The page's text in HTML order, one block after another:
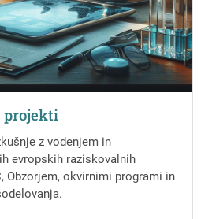
projekti
z vodenjem in
evropskih raziskovalnih
Obzorjem, okvirnimi programi in